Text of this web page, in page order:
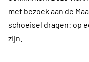
met bezoek aan de
schoeisel dragen: op
zijn.